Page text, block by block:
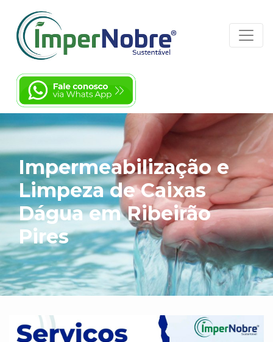
Impermeabilização e
Limpeza de Caixas
Dágua em Ribeirão
Pires